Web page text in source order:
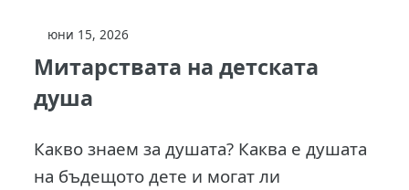
юни 15, 2026
Митарствата на детската
душа
Какво знаем за душата? Каква е душата
на бъдещото дете и могат ли